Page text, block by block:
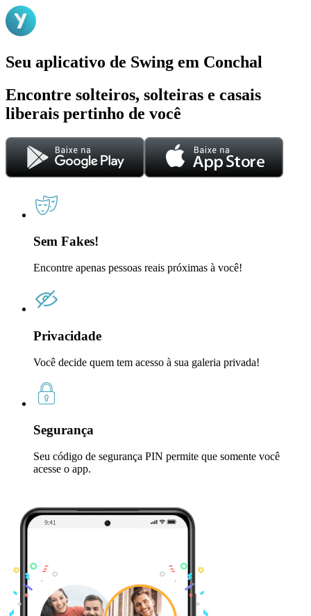
Seu aplicativo de Swing em Conchal
Encontre solteiros, solteiras e casais
liberais pertinho de você
Sem Fakes!
Encontre apenas pessoas reais próximas à você!
Privacidade
Você decide quem tem acesso à sua galeria privada!
Segurança
Seu código de segurança PIN permite que somente você
acesse o app.